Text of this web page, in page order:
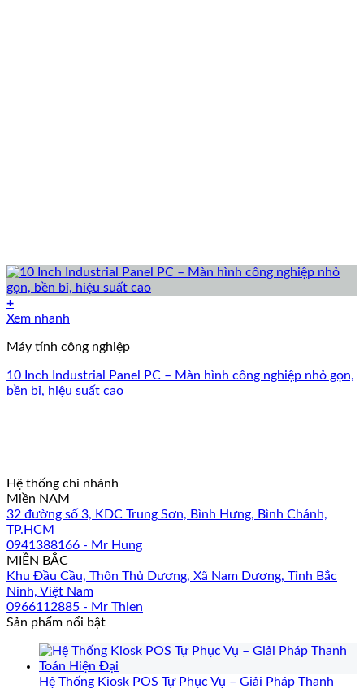
+
Xem nhanh
Máy tính công nghiệp
10 Inch Industrial Panel PC – Màn hình công nghiệp nhỏ gọn,
bền bỉ, hiệu suất cao
Hệ thống chi nhánh
Miền NAM
32 đường số 3, KDC Trung Sơn, Bình Hưng, Bình Chánh,
TP.HCM
0941388166 - Mr Hung
MIỀN BẮC
Khu Đầu Cầu, Thôn Thủ Dương, Xã Nam Dương, Tỉnh Bắc
Ninh, Việt Nam
0966112885 - Mr Thien
Sản phẩm nổi bật
Hệ Thống Kiosk POS Tự Phục Vụ – Giải Pháp Thanh